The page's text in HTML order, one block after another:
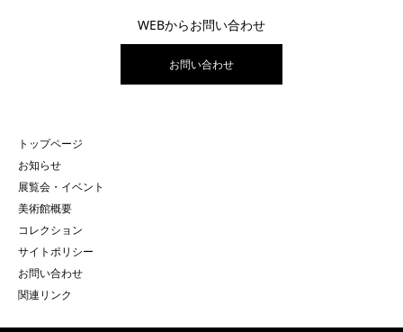
WEBからお問い合わせ
お問い合わせ
トップページ
お知らせ
展覧会・イベント
美術館概要
コレクション
サイトポリシー
お問い合わせ
関連リンク